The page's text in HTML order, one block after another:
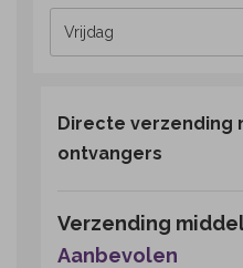
Directe verzending
ontvangers
Verzending
Aanbevolen